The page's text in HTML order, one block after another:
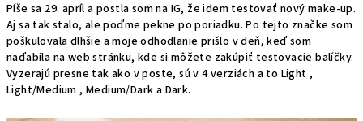
Píše sa 29. apríl a postla som na IG, že idem testovať nový make-up.
Aj sa tak stalo, ale poďme pekne po poriadku. Po tejto značke som
poškulovala dlhšie a moje odhodlanie prišlo v deň, keď som
naďabila na web stránku, kde si môžete zakúpiť testovacie balíčky.
Vyzerajú presne tak ako v poste, sú v 4 verziách a to Light ,
Light/Medium , Medium/Dark a Dark.